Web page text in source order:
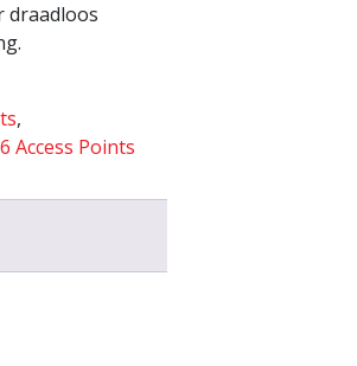
draadloos
,
Access Points